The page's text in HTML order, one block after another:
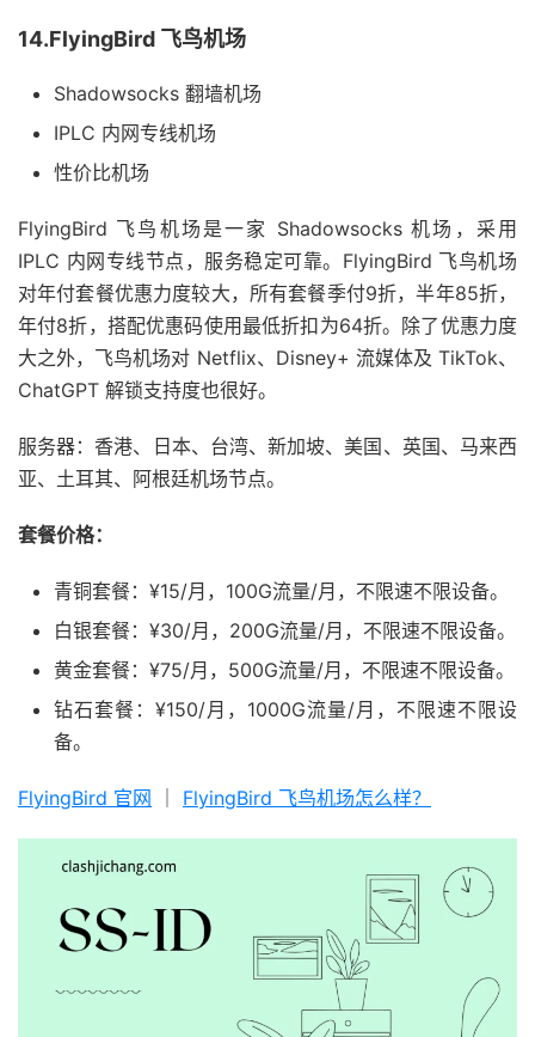
14.FlyingBird 飞鸟机场
Shadowsocks 翻墙机场
IPLC 内网专线机场
性价比机场
FlyingBird 飞鸟机场是一家 Shadowsocks 机场，采用
IPLC 内网专线节点，服务稳定可靠。FlyingBird 飞鸟机场
对年付套餐优惠力度较大，所有套餐季付9折，半年85折，
年付8折，搭配优惠码使用最低折扣为64折。除了优惠力度
大之外，飞鸟机场对 Netflix、Disney+ 流媒体及 TikTok、
ChatGPT 解锁支持度也很好。
服务器：香港、日本、台湾、新加坡、美国、英国、马来西
亚、土耳其、阿根廷机场节点。
套餐价格：
青铜套餐：¥15/月，100G流量/月，不限速不限设备。
白银套餐：¥30/月，200G流量/月，不限速不限设备。
黄金套餐：¥75/月，500G流量/月，不限速不限设备。
钻石套餐：¥150/月，1000G流量/月，不限速不限设
备。
FlyingBird 官网 FlyingBird 飞鸟机场怎么样？